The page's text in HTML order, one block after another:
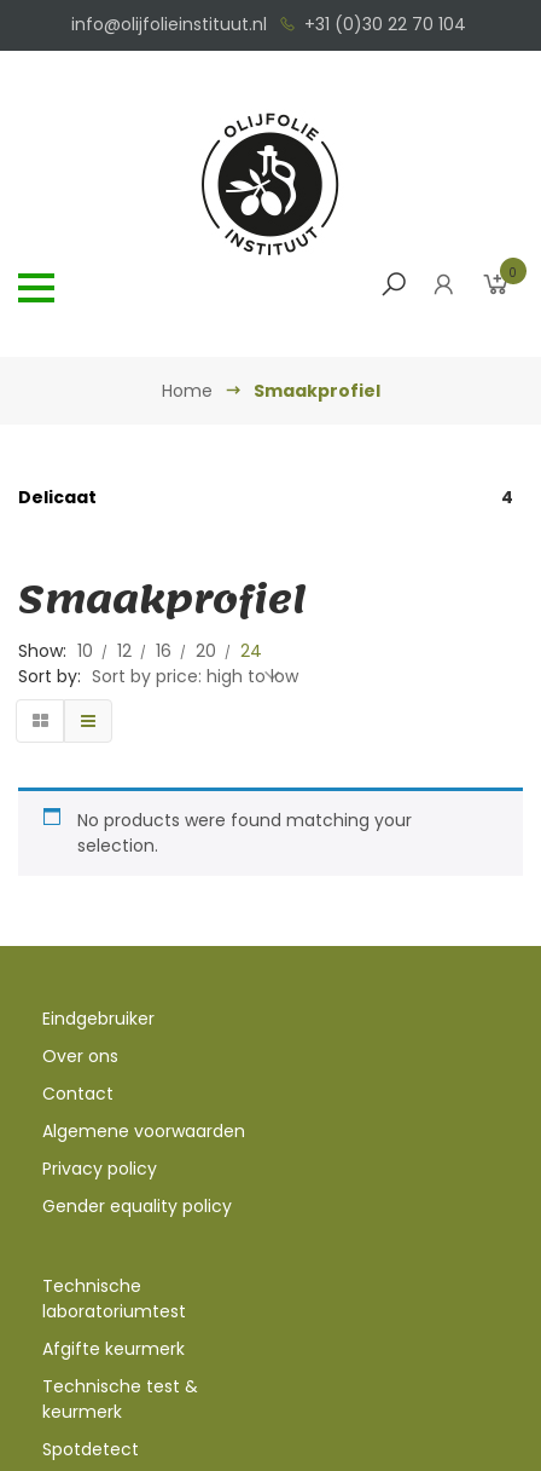
info@olijfolieinstituut.nl +31 (0)30 22 70 104
0
Home Smaakprofiel
Delicaat 4
Smaakprofiel
Show: 10 12 16 20
24
Sort by: Sort by price: high to low
No products were found matching your
selection.
Eindgebruiker
Over ons
Contact
Algemene voorwaarden
Privacy policy
Gender equality policy
Technische
laboratoriumtest
Afgifte keurmerk
Technische test &
keurmerk
Spotdetect